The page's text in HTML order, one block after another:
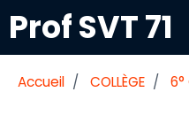
Prof SVT 71
Accueil COLLÈGE